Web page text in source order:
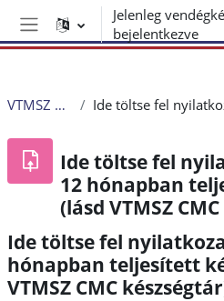
Tovább a fő tartalomhoz
Oldalpanel
Jelenleg
bejelentkezve
VTMSZ CMC 2022-23
Ide töltse fel
12 hónapban
(lásd VTMSZ
Ide töltse fel
hónapban teljesített
VTMSZ CMC